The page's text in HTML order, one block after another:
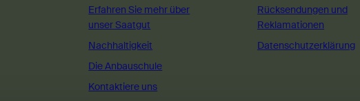
Erfahren Sie mehr über
unser Saatgut
Nachhaltigkeit
Die Anbauschule
Kontaktiere uns
Rücksendungen und
Reklamationen
Datenschutzerklärung